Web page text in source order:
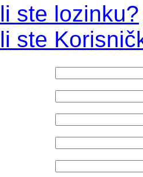
ste lozinku?
ste